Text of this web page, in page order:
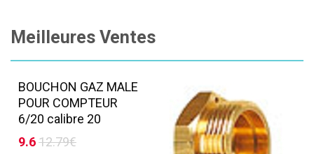
Meilleures Ventes
BOUCHON GAZ MALE
POUR COMPTEUR
6/20 calibre 20
9.612.79€